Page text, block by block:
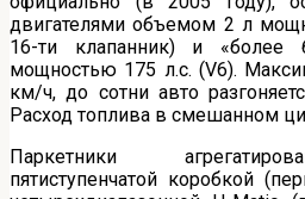
двигателями объемом 2 л
16-ти клапанник) и «более
мощностью 175 л.с. (V6).
км/ч, до сотни авто
Расход топлива в смешанном
Паркетники
пятиступенчатой коробкой